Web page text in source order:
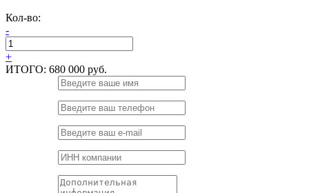
Кол-во:
-
+
ИТОГО: 680 000 руб.